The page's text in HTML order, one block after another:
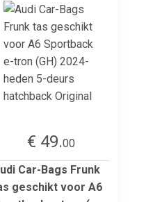
€ 49.00
Car-Bags Frunk
geschikt voor A6